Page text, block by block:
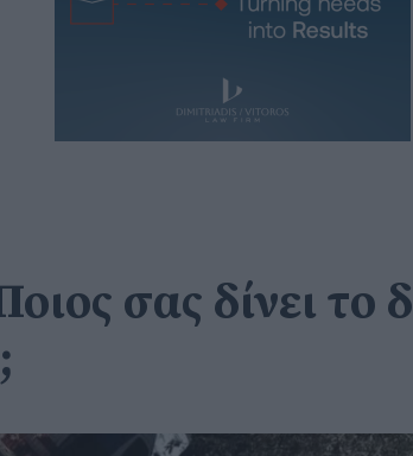
σας δίνει το